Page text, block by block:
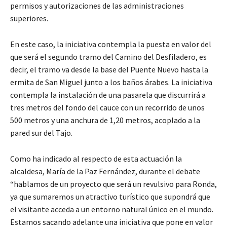
permisos y autorizaciones de las administraciones
superiores.
En este caso, la iniciativa contempla la puesta en valor del
que será el segundo tramo del Camino del Desfiladero, es
decir, el tramo va desde la base del Puente Nuevo hasta la
ermita de San Miguel junto a los baños árabes. La iniciativa
contempla la instalación de una pasarela que discurrirá a
tres metros del fondo del cauce con un recorrido de unos
500 metros y una anchura de 1,20 metros, acoplado a la
pared sur del Tajo.
Como ha indicado al respecto de esta actuación la
alcaldesa, María de la Paz Fernández, durante el debate
“hablamos de un proyecto que será un revulsivo para Ronda,
ya que sumaremos un atractivo turístico que supondrá que
el visitante acceda a un entorno natural único en el mundo.
Estamos sacando adelante una iniciativa que pone en valor